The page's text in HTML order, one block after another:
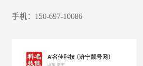
手机：150-697-10086